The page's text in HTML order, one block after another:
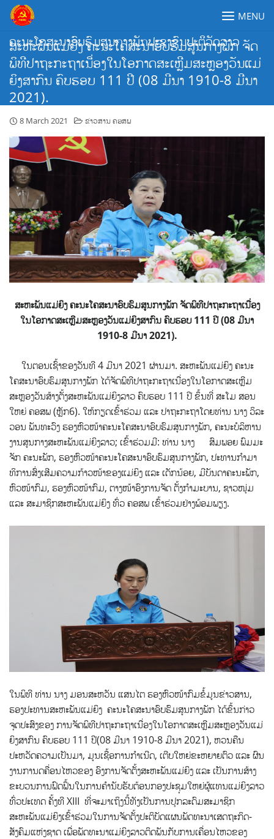
Skip
content
ຄະນະໂຄສະນາອົບຮົມສູນກາງພັກປະຊາຊົນປະຕິວັດລາວ
MENU
ສະຫະພັນແມ່ຍິງ ຄະນະໂຄສະນາອົບຮົມສູນກາງພັກ ຈັດ
ພິທີປາຖະກະຖາເນື່ອງໃນໂອກາດສະເຫຼີມສະຫຼອງວັນແມ່
ຍິງສາກົນ ຄົບຮອບ 111 ປີ (08 ມີນາ 1910-8 ມີນາ
2021).
8 March 2021 ຂ່າວສານ ຄອສພ
ສະຫະພັນແມ່ຍິງ ຄະນະໂຄສະນາອົບຮົມສູນກາງພັກ ຈັດພິທີປາຖະກະຖາເນື່ອງ
ໃນໂອກາດສະເຫຼີມສະຫຼອງວັນແມ່ຍິງສາກົນ ຄົບຮອບ111 ປີ (08 ມີນາ
1910-8 ມີນາ 2021).
ໃນຕອນເຊົ້າຂອງວັນທີ 4 ມີນາ 2021 ຜ່ານມາ. ສະຫະພັນແມ່ຍິງ ຄະນະ
ໂຄສະນາອົບຮົມສູນກາງພັກ ໄດ້ຈັດພິທີປາຖະກະຖາເນື່ອງໃນໂອກາດສະເຫຼີມ
ສະຫຼອງວັນສ້າງຕັ້ງສະຫະພັນແມ່ຍິງລາວຄົບຮອບ 111 ປີ ຂຶ້ນທີ່ ສະໂມ ສອນ
ໃຫຍ່ ຄອສພ (ຫຼັກ6). ໃຫ້ກຽດເຂົ້າຮ່ວມ ແລະ ປາຖະກະຖາໂດຍທ່ານ ນາງ ວິລະ
ວອນ ພັນທະວົງ ຮອງຫົວໜ້າຄະນະໂຄສະນາອົບຮົມສູນກາງພັກ, ຄະນະບໍລິຫານ
ງານສູນກາງສະຫະພັນແມ່ຍິງລາວ; ເຂົ້າຮ່ວມມີ: ທ່ານ ນາງ ສົມພອຍ ພົມມະ
ຈັກ ຄະນະພັກ, ຮອງຫົວໜ້າຄະນະໂຄສະນາອົບຮົມສູນກາງພັກ, ປະທານກໍາມາ
ທິການສົ່ງເສີມຄວາມກ້າວໜ້າຂອງແມ່ຍິງ ແລະ ເດັກນ້ອຍ, ມີບັນດາຄະນະພັກ,
ຫົວໜ້າກົມ, ຮອງຫົວໜ້າກົມ, ຕາງໜ້າອົງການຈັດ ຕັ້ງກໍາມະບານ, ຊາວໜຸ່ມ
ແລະ ສະມາຊິກສະຫະພັນແມ່ຍິງ ທົ່ວ ຄອສພ ເຂົ້າຮ່ວມຢ່າງພ້ອມພຽງ.
ໃນພິທີ ທ່ານ ນາງ ມອນສະຫວັນ ແສນໄຕ ຮອງຫົວໜ້າກົມຂໍ້ມູນຂ່າວສານ,
ຮອງປະທານສະຫະພັນແມ່ຍິງ ຄະນະໂຄສະນາອົບຮົມສູນກາງພັກ ໄດ້ຂຶ້ນກ່າວ
ຈຸດປະສົງຂອງ ການຈັດພິທີປາຖະກະຖາເນື່ອງໃນໂອກາດສະເຫຼີມສະຫຼອງວັນແມ່
ຍິງສາກົນ ຄົບຮອບ 111 ປີ(08 ມີນາ 1910-8 ມີນາ 2021), ຫວນຄືນ
ປະຫວັດຄວາມເປັນມາ, ມູນເຊື້ອການກໍາເນີດ, ເຕີບໃຫຍ່ຂະຫຍາຍຕົວ ແລະ ຜົນ
ງານການດຄື່ອນໄຫວຂອງ ອົງການຈັດຕັ້ງສະຫະພັນແມ່ຍິງ ແລະ ເປັນການສ້າງ
ຂະບວນການຟົດຟຶ້ນໃນການຄໍານັບຮັບຕ້ອນກອງປະຊຸມໃຫຍ່ຜູ້ແທນແມ່ຍິງລາວ
ທົ່ວປະເທດ ຄັ້ງທີ XIII ທີ່ຈະມາເຖິງນີ້ທັງເປັນການປຸກລະດົມສະມາຊິກ
ສະຫະພັນແມ່ຍິງເຂົ້າຮ່ວມໃນການຈັດຕັ້ງປະຕິບັດແຜນພັດທະນາເສດຖະກິດ-
ສັງຄົມແຫ່ງຊາດ ເພື່ອພັດທະນາແມ່ຍິງລາວຕິດພັນກັບການເຄື່ອນໄຫວຂອງ